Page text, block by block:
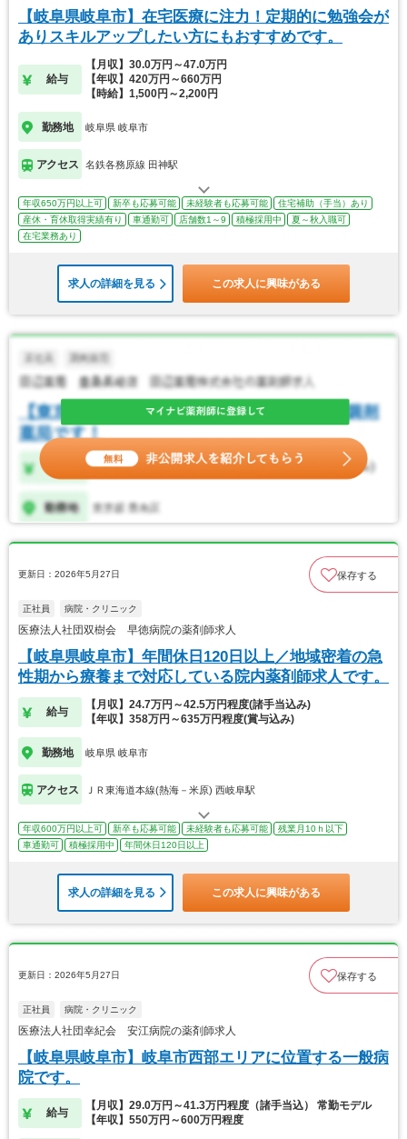
【岐阜県岐阜市】在宅医療に注力！定期的に勉強会が
ありスキルアップしたい方にもおすすめです。
給与
【月収】30.0万円～47.0万円
【年収】420万円～660万円
【時給】1,500円～2,200円
勤務地 岐阜県 岐阜市
アクセス 名鉄各務原線 田神駅
年収650万円以上可 新卒も応募可能 未経験者も応募可能
住宅補助（手当）あり
産休・育休取得実績有り
車通勤可 店舗数1～9 積極採用中
夏～秋入職可
在宅業務あり
求人の詳細を見る この求人に興味がある
更新日：2026年5月27日 保存する
正社員 病院・クリニック
医療法人社団双樹会 早徳病院の薬剤師求人
【岐阜県岐阜市】年間休日120日以上／地域密着の急
性期から療養まで対応している院内薬剤師求人です。
給与
【月収】24.7万円～42.5万円程度(諸手当込み)
【年収】358万円～635万円程度(賞与込み)
勤務地 岐阜県 岐阜市
アクセス ＪＲ東海道本線(熱海－米原) 西岐阜駅
年収600万円以上可 新卒も応募可能 未経験者も応募可能
残業月10ｈ以下
車通勤可
積極採用中 年間休日120日以上
求人の詳細を見る この求人に興味がある
更新日：2026年5月27日 保存する
正社員 病院・クリニック
医療法人社団幸紀会 安江病院の薬剤師求人
【岐阜県岐阜市】岐阜市西部エリアに位置する一般病
院です。
給与
【月収】29.0万円～41.3万円程度（諸手当込） 常勤モデル
【年収】550万円～600万円程度